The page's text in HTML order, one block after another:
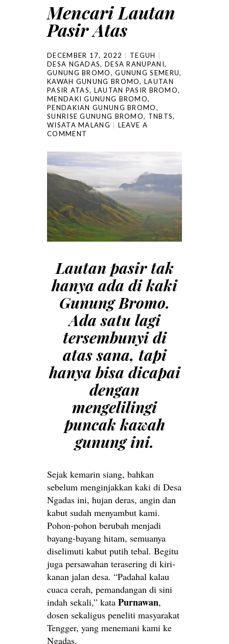
Mencari Lautan
Pasir Atas
DECEMBER 17, 2022
TEGUH
DESA NGADAS, DESA RANUPANI,
GUNUNG BROMO,GUNUNG SEMERU,
KAWAH GUNUNG BROMO,LAUTAN
PASIR ATAS, LAUTAN PASIR BROMO,
MENDAKI GUNUNG BROMO,
PENDAKIAN GUNUNG BROMO,
SUNRISE GUNUNG BROMO, TNBTS,
WISATA MALANG
LEAVE A
COMMENT
Lautan pasir tak
hanya ada di kaki
Gunung Bromo.
Ada satu lagi
tersembunyi di
atas sana, tapi
hanya bisa dicapai
dengan
mengelilingi
puncak kawah
gunung ini.
Sejak kemarin siang, bahkan
sebelum menginjakkan kaki di Desa
Ngadas ini, hujan deras, angin dan
kabut sudah menyambut kami.
Pohon-pohon berubah menjadi
bayang-bayang hitam, semuanya
diselimuti kabut putih tebal. Begitu
juga persawahan terasering di kiri-
kanan jalan desa. “Padahal kalau
cuaca cerah, pemandangan di sini
indah sekali,” kata Purnawan,
dosen sekaligus peneliti masyarakat
Tengger, yang menemani kami ke
Ngadas.